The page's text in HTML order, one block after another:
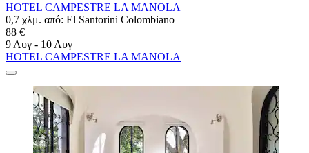
HOTEL CAMPESTRE LA MANOLA
0,7 χλμ. από: El Santorini Colombiano
88 €
9 Αυγ - 10 Αυγ
HOTEL CAMPESTRE LA MANOLA